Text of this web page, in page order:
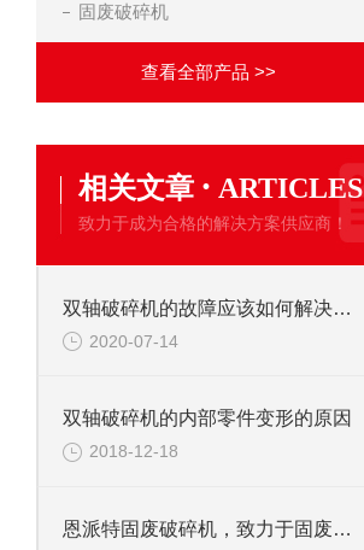
固废破碎机
查看全部产品 >>
相关文章 · ARTICLES
致力于成为合格的解决方案供应商！
双轴破碎机的故障应该如何解决呢？
2020-07-14
双轴破碎机的内部零件变形的原因
2018-12-18
恩派特固废破碎机，致力于固废处理